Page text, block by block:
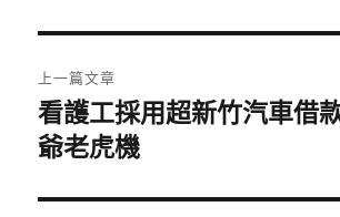
章
導
覽
上一篇文章
上
一
文
看護工採用超新竹汽車借
爺老虎機